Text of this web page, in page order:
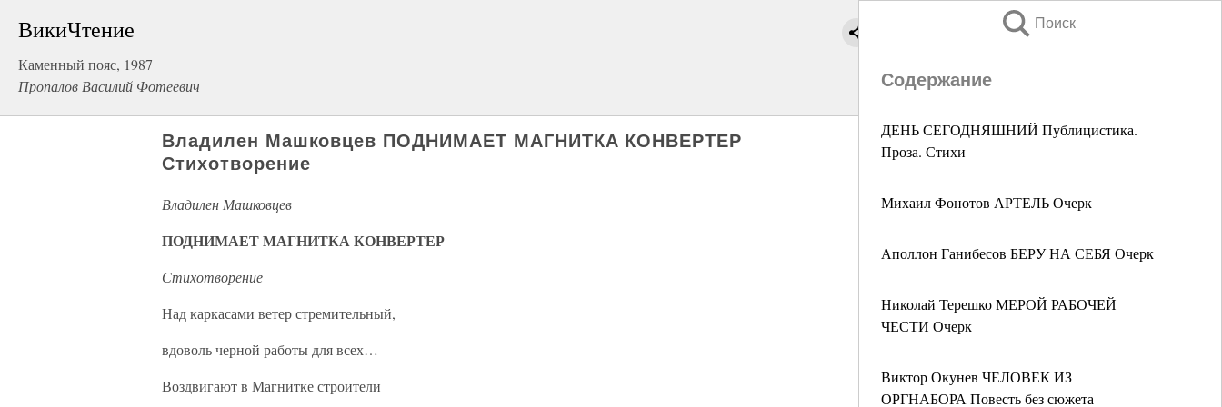
ВикиЧтение
Каменный пояс, 1987
Пропалов Василий Фотеевич
Поиск
Содержание
ДЕНЬ СЕГОДНЯШНИЙ Публицистика.
Проза. Стихи
Михаил Фонотов АРТЕЛЬ Очерк
Аполлон Ганибесов БЕРУ НА СЕБЯ Очерк
Николай Терешко МЕРОЙ РАБОЧЕЙ
ЧЕСТИ Очерк
Виктор Окунев ЧЕЛОВЕК ИЗ
ОРГНАБОРА Повесть без сюжета
Владилен Машковцев ПОДНИМАЕТ МАГНИТКА КОНВЕРТЕР
Стихотворение
Владилен Машковцев
ПОДНИМАЕТ МАГНИТКА КОНВЕРТЕР
Стихотворение
Над каркасами ветер стремительный,
вдоволь черной работы для всех…
Воздвигают в Магнитке строители